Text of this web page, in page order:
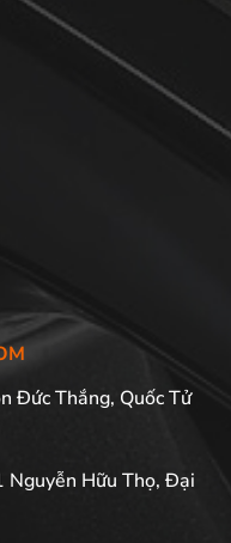
Đức Thắng, Quốc Tử
Hữu Thọ, Đại